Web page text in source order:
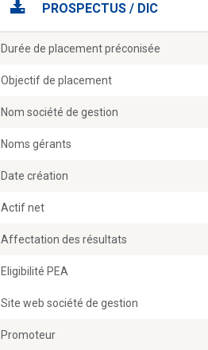
PROSPECTUS / DIC
Durée de placement préconisée
Objectif de placement
Nom société de gestion
Noms gérants
Date création
Actif net
Affectation des résultats
Eligibilité PEA
Site web société de gestion
Promoteur